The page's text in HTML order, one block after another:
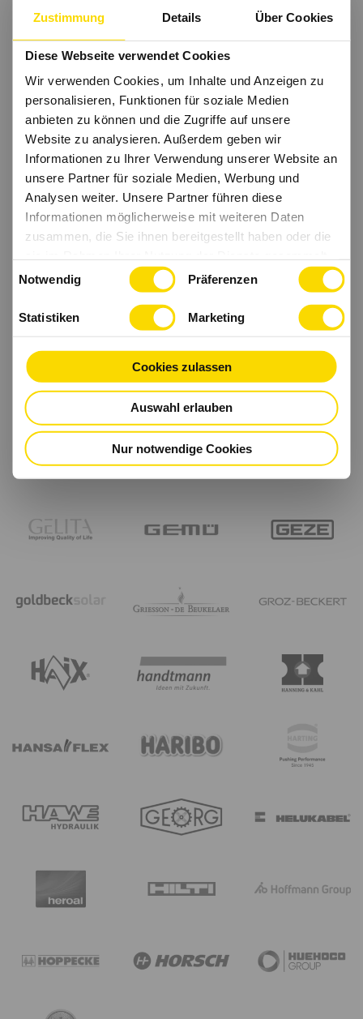
Zustimmung Details Über Cookies
Diese Webseite verwendet Cookies
Wir verwenden Cookies, um Inhalte und Anzeigen zu
personalisieren, Funktionen für soziale Medien
anbieten zu können und die Zugriffe auf unsere
Website zu analysieren. Außerdem geben wir
Informationen zu Ihrer Verwendung unserer Website an
unsere Partner für soziale Medien, Werbung und
Analysen weiter. Unsere Partner führen diese
Informationen möglicherweise mit weiteren Daten
zusammen, die Sie ihnen bereitgestellt haben oder die
haben.
Notwendig Präferenzen
Statistiken Marketing
Cookies zulassen
Auswahl erlauben
Nur notwendige Cookies